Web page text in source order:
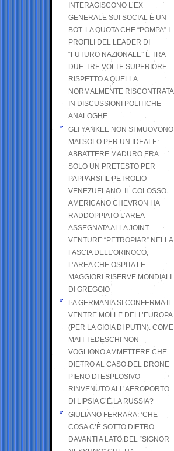
INTERAGISCONO L’EX
GENERALE SUI SOCIAL È UN
BOT. LA QUOTA CHE “POMPA” I
PROFILI DEL LEADER DI
“FUTURO NAZIONALE” È TRA
DUE-TRE VOLTE SUPERIORE
RISPETTO A QUELLA
NORMALMENTE RISCONTRATA
IN DISCUSSIONI POLITICHE
ANALOGHE
GLI YANKEE NON SI MUOVONO
MAI SOLO PER UN IDEALE:
ABBATTERE MADURO ERA
SOLO UN PRETESTO PER
PAPPARSI IL PETROLIO
VENEZUELANO .IL COLOSSO
AMERICANO CHEVRON HA
RADDOPPIATO L’AREA
ASSEGNATA ALLA JOINT
VENTURE “PETROPIAR” NELLA
FASCIA DELL’ORINOCO,
L’AREA CHE OSPITA LE
MAGGIORI RISERVE MONDIALI
DI GREGGIO
LA GERMANIA SI CONFERMA IL
VENTRE MOLLE DELL’EUROPA
(PER LA GIOIA DI PUTIN). COME
MAI I TEDESCHI NON
VOGLIONO AMMETTERE CHE
DIETRO AL CASO DEL DRONE
PIENO DI ESPLOSIVO
RINVENUTO ALL’AEROPORTO
DI LIPSIA C’È LA RUSSIA?
GIULIANO FERRARA: ’CHE
COSA C’È SOTTO DIETRO
DAVANTI A LATO DEL “SIGNOR